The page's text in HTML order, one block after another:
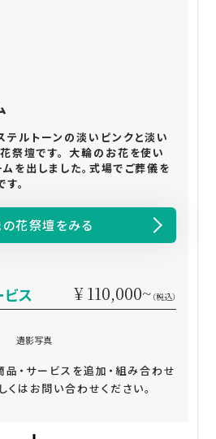
テルトーンの淡いピンクと淡い
祭壇です。 大輪のお花を使い
を出しました。式場でご葬儀を
。
花祭壇をみる
ス ¥ 110,000~ （税込）
遺影写真
・サービスを追加・組み合わせ
くはお問い合わせください。